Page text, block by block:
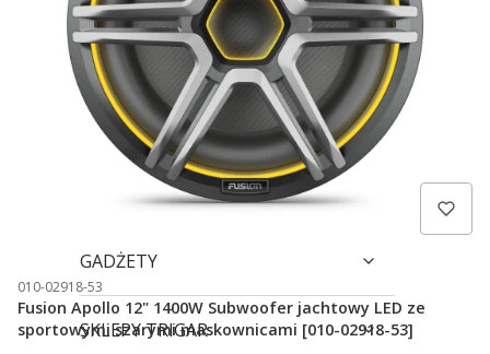
WYPRZEDAŻ
OUTLET
APLIKACJE
GADŻETY
SKLEPY TRIGAR
010-02918-53
Fusion Apollo 12" 1400W Subwoofer jachtowy LED ze
sportowymi szarymi maskownicami [010-02918-53]